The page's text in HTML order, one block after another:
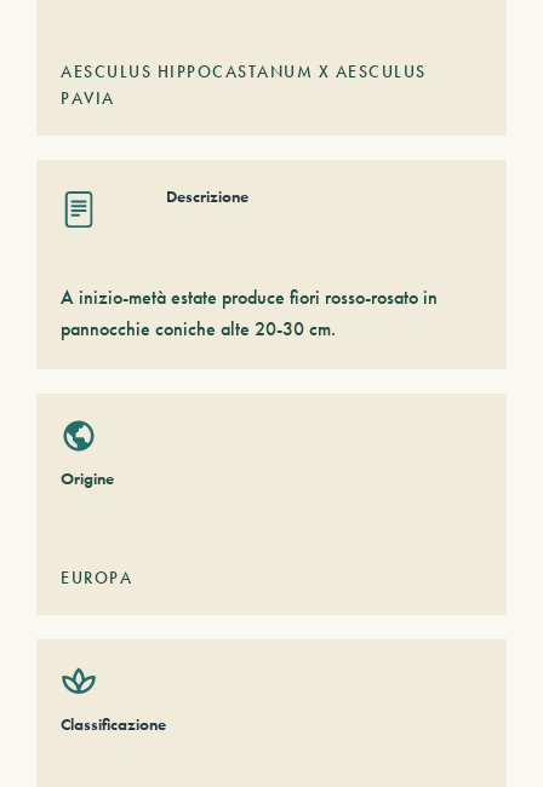
AESCULUS HIPPOCASTANUM X AESCULUS
PAVIA
Descrizione
A inizio-metà estate produce fiori rosso-rosato in
pannocchie coniche alte 20-30 cm.
Origine
EUROPA
Classificazione